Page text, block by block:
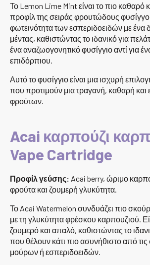
Το Lemon Lime Mint είναι το πιο καθαρό
προφίλ της σειράς φρουτώδους
φωτεινότητα των εσπεριδοειδών με ένα
μέντας, καθιστώντας το ιδανικό για
ένα αναζωογονητικό φυσίγγιο αντί για
επιδόρπιου.
Αυτό το φυσίγγιο είναι μια ισχυρή
που προτιμούν μια τραγανή, καθαρή και
φρούτων.
Acai καρπούζι
Vape Cartridge
Προφίλ γεύσης: Acai berry, ώριμο
φρούτα και ζουμερή γλυκύτητα.
Το Acai Watermelon συνδυάζει πιο
με τη γλυκύτητα φρέσκου καρπουζιού.
ζουμερό και απαλό, καθιστώντας το
που θέλουν κάτι πιο ασυνήθιστο από τις
μούρων ή εσπεριδοειδών.